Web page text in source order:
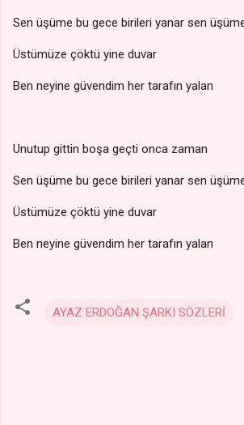
Sen üşüme bu gece birileri yanar sen
Üstümüze çöktü yine duvar
Ben neyine güvendim her tarafın yalan
Unutup gittin boşa geçti onca zaman
Sen üşüme bu gece birileri yanar sen
Üstümüze çöktü yine duvar
Ben neyine güvendim her tarafın yalan
AYAZ ERDOĞAN ŞARKI SÖZLERİ